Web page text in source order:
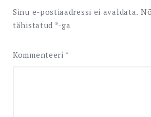
Sinu e-postiaadressi ei avaldata.
tähistatud *-ga
Kommenteeri *